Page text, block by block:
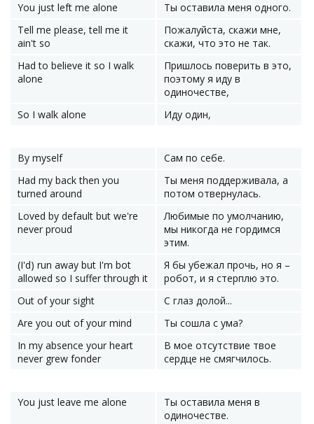
You just left me alone
Ты оставила меня одного.
Tell me please, tell me it
ain't so
Пожалуйста, скажи мне,
скажи, что это не так.
Had to believe it so I walk
alone
Пришлось поверить в это,
поэтому я иду в
одиночестве,
So I walk alone
Иду один,
By myself
Сам по себе.
Had my back then you
turned around
Ты меня поддерживала, а
потом отвернулась.
Loved by default but we're
never proud
Любимые по умолчанию,
мы никогда не гордимся
этим.
(I'd) run away but I'm bot
allowed so I suffer through it
Я бы убежал прочь, но я –
робот, и я стерплю это.
Out of your sight
С глаз долой...
Are you out of your mind
Ты сошла с ума?
In my absence your heart
never grew fonder
В мое отсутствие твое
сердце не смягчилось.
You just leave me alone
Ты оставила меня в
одиночестве.